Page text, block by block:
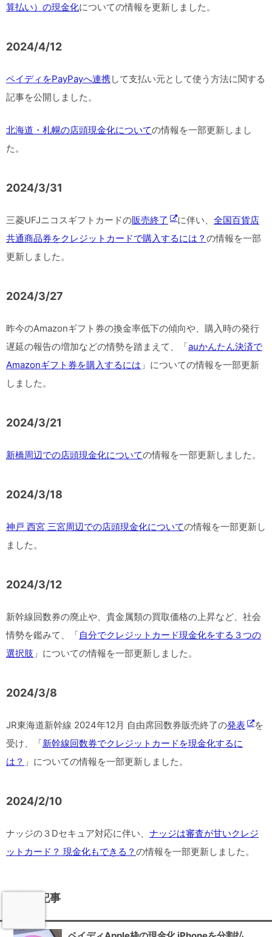
算払い）の現金化についての情報を更新しました。
2024/4/12
ペイディをPayPayへ連携して支払い元として使う方法に関する
記事を公開しました。
北海道・札幌の店頭現金化についての情報を一部更新しまし
た。
2024/3/31
三菱UFJニコスギフトカードの販売終了 に伴い、 全国百貨店
共通商品券をクレジットカードで購入するには？ の情報を一部
更新しました。
2024/3/27
昨今のAmazonギフト券の換金率低下の傾向や、購入時の発行
遅延の報告の増加などの情勢を踏まえて、「auかんたん決済で
Amazonギフト券を購入するには 」についての情報を一部更新
しました。
2024/3/21
新橋周辺での店頭現金化についての情報を一部更新しました。
2024/3/18
神戸 西宮 三宮周辺での店頭現金化についての情報を一部更新し
ました。
2024/3/12
新幹線回数券の廃止や、貴金属類の買取価格の上昇など、社会
情勢を鑑みて、「自分でクレジットカード現金化をする３つの
選択肢 」についての情報を一部更新しました。
2024/3/8
JR東海道新幹線 2024年12月 自由席回数券販売終了の発表
を
受け、「新幹線回数券でクレジットカードを現金化するに
は？ 」についての情報を一部更新しました。
2024/2/10
ナッジの３Dセキュア対応に伴い、 ナッジは審査が甘いクレジ
ットカード？ 現金化もできる？ の情報を一部更新しました。
最新の記事